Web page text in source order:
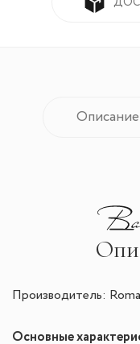
Описание
Производитель:
Основные